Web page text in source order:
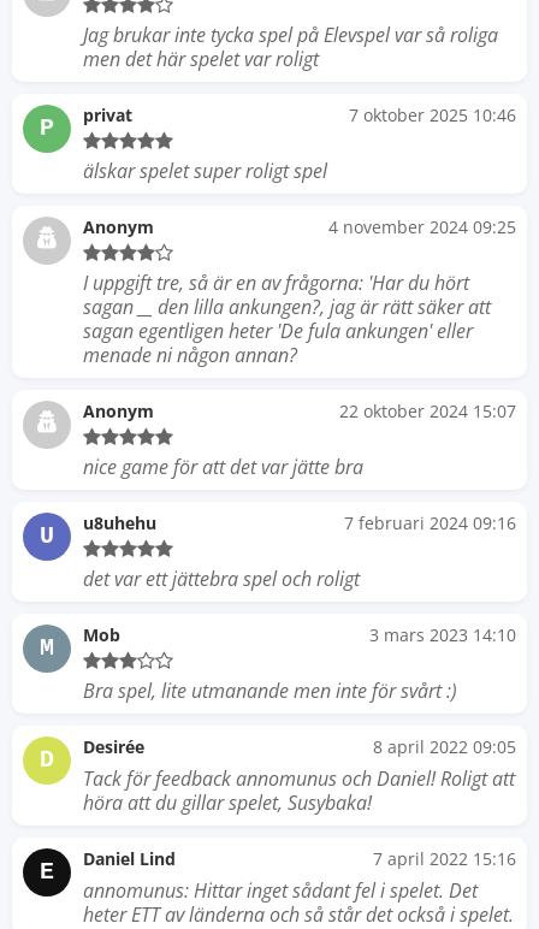
Jag brukar inte tycka spel på Elevspel var så roliga
men det här spelet var roligt
P privat 7 oktober 2025 10:46
älskar spelet super roligt spel
Anonym 4 november 2024 09:25
I uppgift tre, så är en av frågorna: 'Har du hört
sagan __ den lilla ankungen?, jag är rätt säker att
sagan egentligen heter 'De fula ankungen' eller
menade ni någon annan?
Anonym 22 oktober 2024 15:07
nice game för att det var jätte bra
U u8uhehu 7 februari 2024 09:16
det var ett jättebra spel och roligt
M Mob 3 mars 2023 14:10
Bra spel, lite utmanande men inte för svårt :)
D Desirée 8 april 2022 09:05
Tack för feedback annomunus och Daniel! Roligt att
höra att du gillar spelet, Susybaka!
E Daniel Lind 7 april 2022 15:16
annomunus: Hittar inget sådant fel i spelet. Det
heter ETT av länderna och så står det också i spelet.